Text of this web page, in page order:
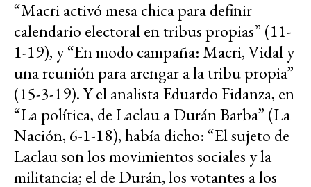
“Macri activó mesa chica para definir
calendario electoral en tribus propias” (11-
1-19), y “En modo campaña: Macri, Vidal y
una reunión para arengar a la tribu propia”
(15-3-19). Y el analista Eduardo Fidanza, en
“La política, de Laclau a Durán Barba” (La
Nación, 6-1-18), había dicho: “El sujeto de
Laclau son los movimientos sociales y la
militancia; el de Durán, los votantes a los